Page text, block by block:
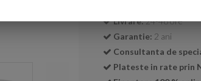
Transport GRATUIT
Livrare:24-48 ore
Garantie: 2 ani
Consultanta de
Plateste in rate prin